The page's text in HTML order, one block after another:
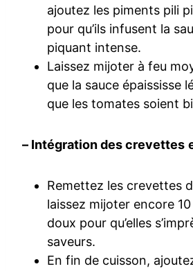
ajoutez les piments pili
pour qu’ils infusent la
piquant intense.
Laissez mijoter à feu
que la sauce épaississe
que les tomates soient
– Intégration des crevettes
Remettez les crevettes
laissez mijoter encore
doux pour qu’elles
saveurs.
En fin de cuisson,